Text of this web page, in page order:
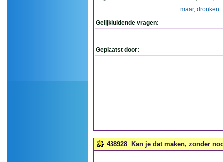
maar, dronken
Gelijkluidende vragen:
Geplaatst door:
438928 Kan je dat maken, zonder